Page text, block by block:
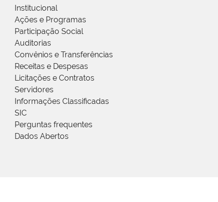
Institucional
Ações e Programas
Participação Social
Auditorias
Convênios e Transferências
Receitas e Despesas
Licitações e Contratos
Servidores
Informações Classificadas
SIC
Perguntas frequentes
Dados Abertos